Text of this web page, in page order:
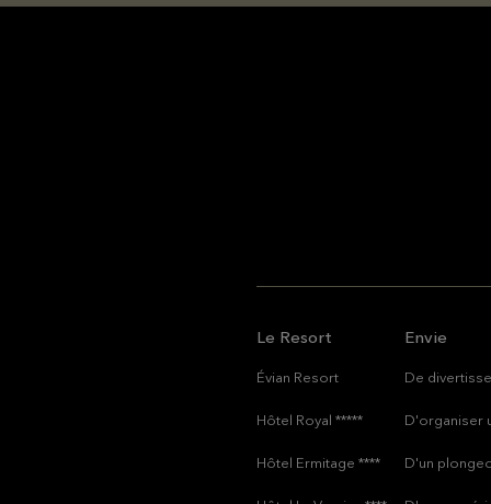
Le Resort
Évian Resort
Hôtel Royal *****
Hôtel Ermitage ****
Envie
De
D'organiser
D'un